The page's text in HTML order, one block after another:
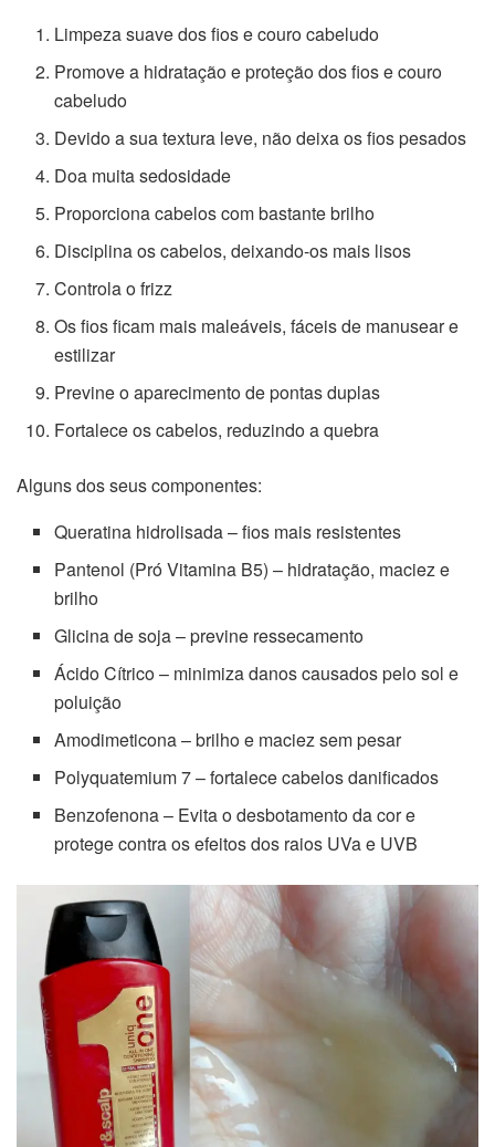
Limpeza suave dos fios e couro cabeludo
Promove a hidratação e proteção dos fios e couro
cabeludo
Devido a sua textura leve, não deixa os fios pesados
Doa muita sedosidade
Proporciona cabelos com bastante brilho
Disciplina os cabelos, deixando-os mais lisos
Controla o frizz
Os fios ficam mais maleáveis, fáceis de manusear e
estilizar
Previne o aparecimento de pontas duplas
Fortalece os cabelos, reduzindo a quebra
Alguns dos seus componentes:
Queratina hidrolisada – fios mais resistentes
Pantenol (Pró Vitamina B5) – hidratação, maciez e
brilho
Glicina de soja – previne ressecamento
Ácido Cítrico – minimiza danos causados pelo sol e
poluição
Amodimeticona – brilho e maciez sem pesar
Polyquatemium 7 – fortalece cabelos danificados
Benzofenona – Evita o desbotamento da cor e
protege contra os efeitos dos raios UVa e UVB